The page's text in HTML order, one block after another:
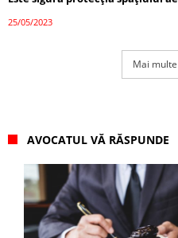
25/05/2023
Mai
AVOCATUL VĂ RĂSPUNDE